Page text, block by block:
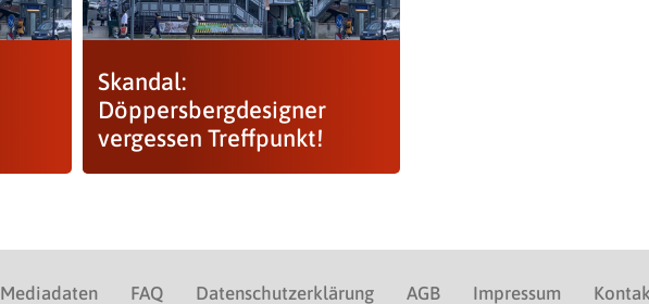
Skandal:
Döppersbergdesigner
vergessen Treffpunkt!
Mediadaten FAQ Datenschutzerklärung AGB Impressum